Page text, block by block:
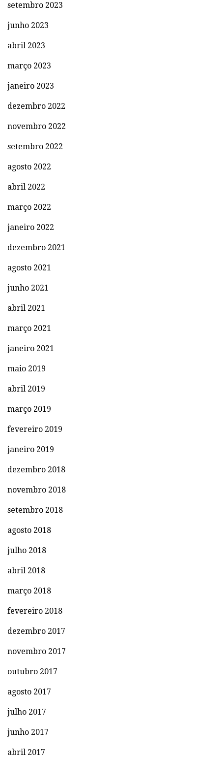
setembro 2023
junho 2023
abril 2023
março 2023
janeiro 2023
dezembro 2022
novembro 2022
setembro 2022
agosto 2022
abril 2022
março 2022
janeiro 2022
dezembro 2021
agosto 2021
junho 2021
abril 2021
março 2021
janeiro 2021
maio 2019
abril 2019
março 2019
fevereiro 2019
janeiro 2019
dezembro 2018
novembro 2018
setembro 2018
agosto 2018
julho 2018
abril 2018
março 2018
fevereiro 2018
dezembro 2017
novembro 2017
outubro 2017
agosto 2017
julho 2017
junho 2017
abril 2017